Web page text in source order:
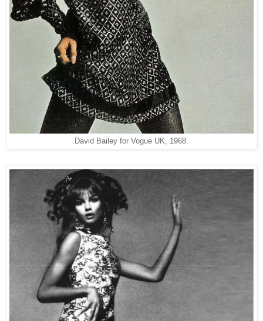
David Bailey for Vogue UK, 1968.